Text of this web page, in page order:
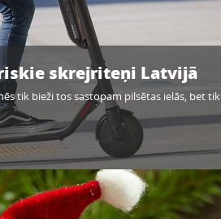
skrejriteņi Latvijā
tik bieži tos sastopam pilsētas ielās, bet